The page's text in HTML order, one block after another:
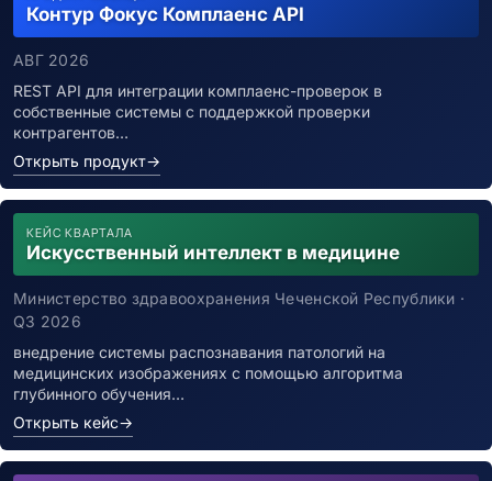
Контур Фокус Комплаенс API
АВГ 2026
REST API для интеграции комплаенс-проверок в
собственные системы с поддержкой проверки
контрагентов…
Открыть продукт→
КЕЙС КВАРТАЛА
Искусственный интеллект в медицине
Министерство здравоохранения Чеченской Республики ·
Q3 2026
внедрение системы распознавания патологий на
медицинских изображениях с помощью алгоритма
глубинного обучения…
Открыть кейс→